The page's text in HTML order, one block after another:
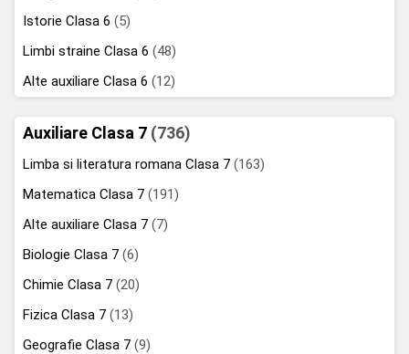
Istorie Clasa 6 (5)
Limbi straine Clasa 6 (48)
Alte auxiliare Clasa 6 (12)
Auxiliare Clasa 7 (736)
Limba si literatura romana Clasa 7 (163)
Matematica Clasa 7 (191)
Alte auxiliare Clasa 7 (7)
Biologie Clasa 7 (6)
Chimie Clasa 7 (20)
Fizica Clasa 7 (13)
Geografie Clasa 7 (9)